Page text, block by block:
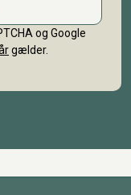
og Google
gælder.